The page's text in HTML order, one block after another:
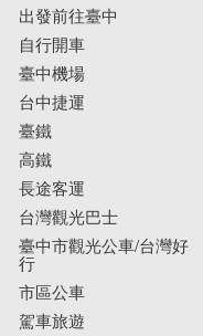
出發前往臺中
自行開車
臺中機場
台中捷運
臺鐵
高鐵
長途客運
台灣觀光巴士
臺中市觀光公車/台灣好
行
市區公車
駕車旅遊